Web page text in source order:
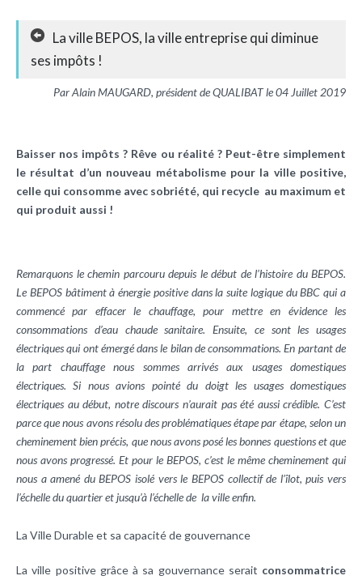
La ville BEPOS, la ville entreprise qui diminue
ses impôts !
Par Alain MAUGARD, président de QUALIBAT le 04 Juillet 2019
Baisser nos impôts ? Rêve ou réalité ? Peut-être simplement
le résultat d’un nouveau métabolisme pour la ville positive,
celle qui consomme avec sobriété, qui recycle au maximum et
qui produit aussi !
Remarquons le chemin parcouru depuis le début de l’histoire du BEPOS.
Le BEPOS bâtiment à énergie positive dans la suite logique du BBC qui a
commencé par effacer le chauffage, pour mettre en évidence les
consommations d’eau chaude sanitaire. Ensuite, ce sont les usages
électriques qui ont émergé dans le bilan de consommations. En partant de
la part chauffage nous sommes arrivés aux usages domestiques
électriques. Si nous avions pointé du doigt les usages domestiques
électriques au début, notre discours n’aurait pas été aussi crédible. C’est
parce que nous avons résolu des problématiques étape par étape, selon un
cheminement bien précis, que nous avons posé les bonnes questions et que
nous avons progressé. Et pour le BEPOS, c’est le même cheminement qui
nous a amené du BEPOS isolé vers le BEPOS collectif de l’îlot, puis vers
l’échelle du quartier et jusqu’à l’échelle de la ville enfin.
La Ville Durable et sa capacité de gouvernance
La ville positive grâce à sa gouvernance serait consommatrice